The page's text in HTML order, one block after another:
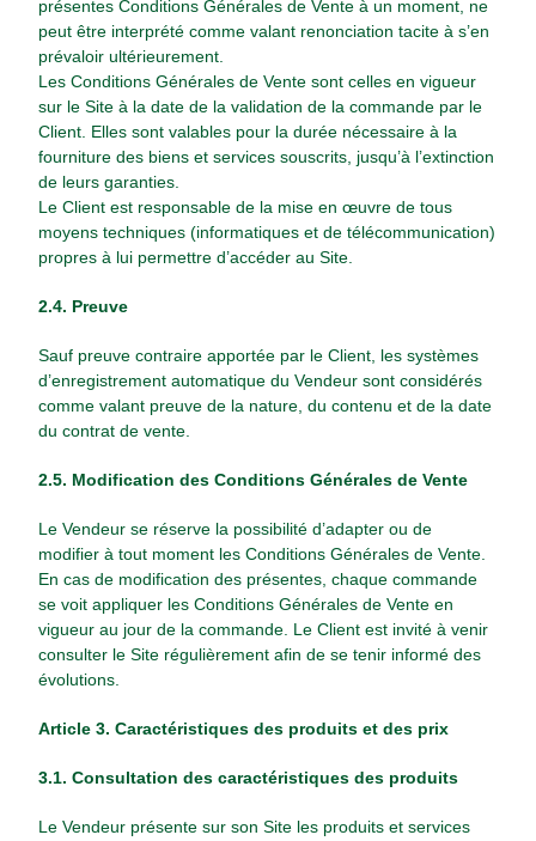
présentes Conditions Générales de Vente à un moment, ne
peut être interprété comme valant renonciation tacite à s’en
prévaloir ultérieurement.
Les Conditions Générales de Vente sont celles en vigueur
sur le Site à la date de la validation de la commande par le
Client. Elles sont valables pour la durée nécessaire à la
fourniture des biens et services souscrits, jusqu’à l’extinction
de leurs garanties.
Le Client est responsable de la mise en œuvre de tous
moyens techniques (informatiques et de télécommunication)
propres à lui permettre d’accéder au Site.
2.4. Preuve
Sauf preuve contraire apportée par le Client, les systèmes
d’enregistrement automatique du Vendeur sont considérés
comme valant preuve de la nature, du contenu et de la date
du contrat de vente.
2.5. Modification des Conditions Générales de Vente
Le Vendeur se réserve la possibilité d’adapter ou de
modifier à tout moment les Conditions Générales de Vente.
En cas de modification des présentes, chaque commande
se voit appliquer les Conditions Générales de Vente en
vigueur au jour de la commande. Le Client est invité à venir
consulter le Site régulièrement afin de se tenir informé des
évolutions.
Article 3. Caractéristiques des produits et des prix
3.1. Consultation des caractéristiques des produits
Le Vendeur présente sur son Site les produits et services